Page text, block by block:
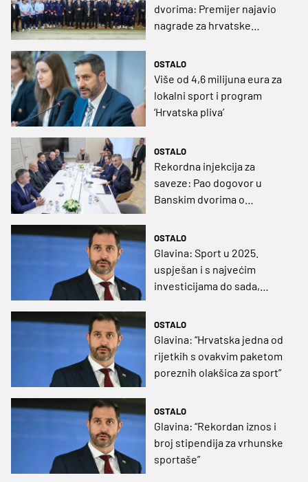
dvorima: Premijer najavio
nagrade za hrvatske
OSTALO
Više od 4,6 milijuna eura za
lokalni sport i program
‘Hrvatska pliva’
OSTALO
Rekordna injekcija za
saveze: Pao dogovor u
Banskim dvorima o
OSTALO
Glavina: Sport u 2025.
uspješan i s najvećim
investicijama do sada,
OSTALO
Glavina: “Hrvatska jedna od
rijetkih s ovakvim paketom
poreznih olakšica za sport”
OSTALO
Glavina: “Rekordan iznos i
broj stipendija za vrhunske
sportaše”